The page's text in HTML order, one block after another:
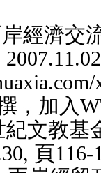
經濟交
，加入
紀文教基
頁116-